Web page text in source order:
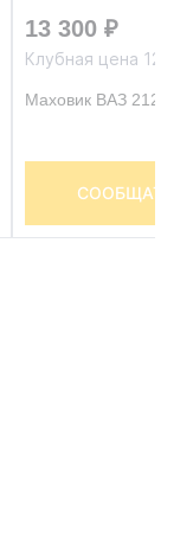
13 300 ₽
Клубная цена 12
Маховик ВАЗ 2123,
СООБЩАТЬ